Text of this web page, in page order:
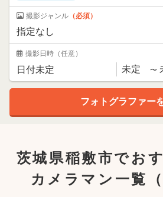
撮影ジャンル （必須）
撮影日時 （任意）
茨城県稲敷市でお
カメラマン一覧